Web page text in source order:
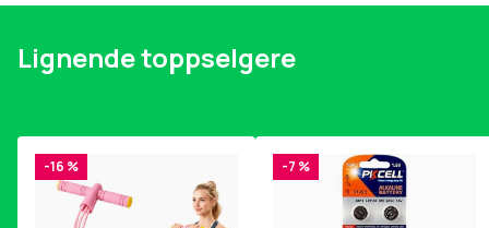
Lignende toppselgere
-16 % -7 %